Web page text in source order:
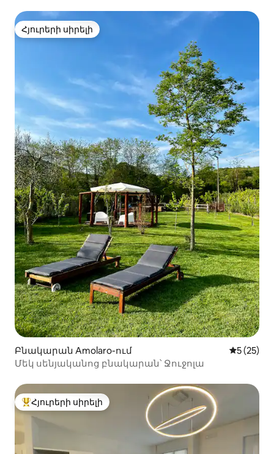
Հյուրերի սիրելի
Հյուրերի սիրելի
Բնակարան Amolaro-ում Միջին
5 (25)
Մեկ սենյականոց բնակարան՝ Ջուջոլա
Հյուրերի սիրելի լավագույն տները
Հյուրերի սիրելի